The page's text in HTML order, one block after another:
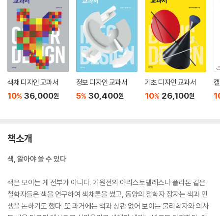
색채 디자인 교과서
10% 36,000원
정보 디자인 교과서
5% 30,400원
기초 디자인 교과서
10% 26,100원
책소개
색, 알아야 쓸 수 있다
색은 보이는 게 전부가 아니다. 기원전의 아리스토텔레스나 플라톤 같은
철학자들은 색을 연구하여 색채론을 썼고, 동양의 철학자 장자는 색과 인
생을 논하기도 했다. 또 과거에는 색과 상관 없어 보이는 물리학자와 의사